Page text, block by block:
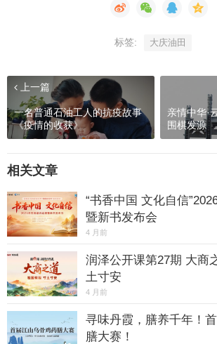
标签: 大庆油田
上一篇
一名普通石油工人的抗疫故事
《疫情的收获》
亲情中华·
围棋发源
相关文章
“书香中国 文化自信
暨新书发布会
4 月前
润泽公开课第27期 大商
土寸安
4 月前
寻味丹霞，膳养千年！
膳大赛！